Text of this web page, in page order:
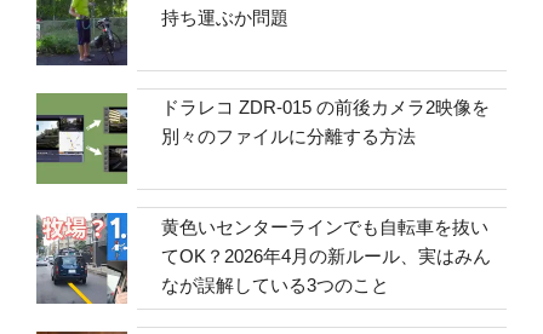
持ち運ぶか問題
ドラレコ ZDR-015 の前後カメラ2映像を
別々のファイルに分離する方法
黄色いセンターラインでも自転車を抜い
てOK？2026年4月の新ルール、実はみん
なが誤解している3つのこと